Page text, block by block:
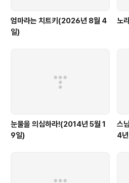
엄마라는 치트키(2026년 8월 4
일)
노
눈물을 의심하라!(2014년 5월 1
9일)
스
4